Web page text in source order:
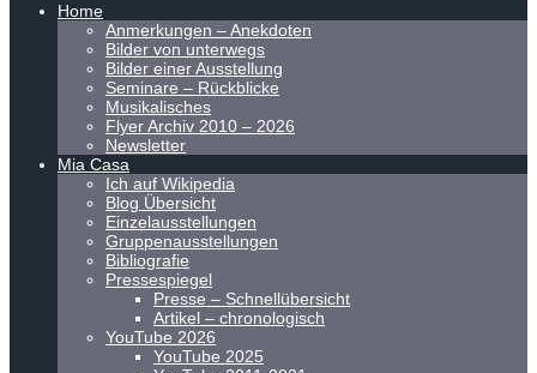
Home
Anmerkungen – Anekdoten
Bilder von unterwegs
Bilder einer Ausstellung
Seminare – Rückblicke
Musikalisches
Flyer Archiv 2010 – 2026
Newsletter
Mia Casa
Ich auf Wikipedia
Blog Übersicht
Einzelausstellungen
Gruppenausstellungen
Bibliografie
Pressespiegel
Presse – Schnellübersicht
Artikel – chronologisch
YouTube 2026
YouTube 2025